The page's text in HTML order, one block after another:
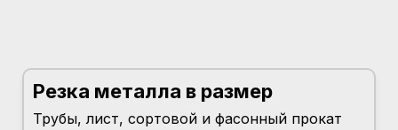
Резка металла в размер
Трубы, лист, сортовой и фасонный прокат